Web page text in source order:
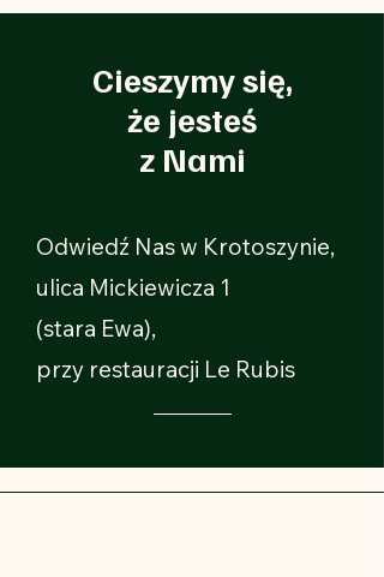
Cieszymy się,
że jesteś
z Nami
Odwiedź Nas w Krotoszynie,
ulica Mickiewicza 1
(stara Ewa),
przy restauracji Le Rubis